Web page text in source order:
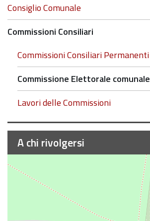
Consiglio Comunale
Commissioni Consiliari
Commissioni Consiliari Permanenti
Commissione Elettorale comunale
Lavori delle Commissioni
A chi rivolgersi